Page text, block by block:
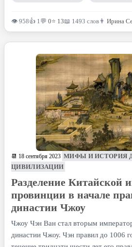
👁 958👍 1💬 0⭐ 13📖 1493 слов 👨 Ирина
📆 18 сентября 2023 МИФЫ И ИСТОРИЯ
ЦИВИЛИЗАЦИИ
Разделение Китайской
провинции в начале
династии Чжоу
Чжоу Чэн Ван стал вторым
династии Чжоу. Чэн правил до 1006